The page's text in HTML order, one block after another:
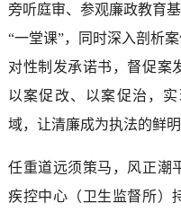
旁听庭审、参观廉政教育
“一堂课”，同时深入剖析
对性制发承诺书，督促案
以案促改、以案促治，
域，让清廉成为执法的鲜明
任重道远须策马，风正潮
疾控中心（卫生监督所）